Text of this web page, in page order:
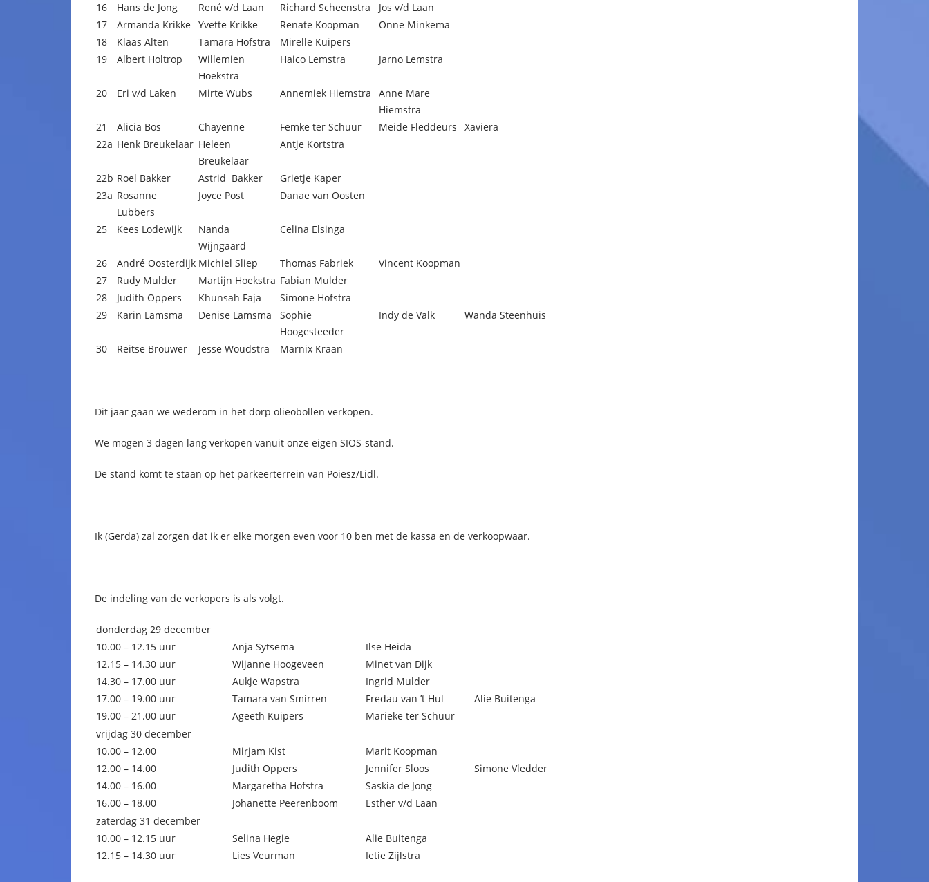
16
Hans de Jong René v/d Laan Richard Scheenstra
Jos v/d Laan
17
Armanda Krikke Yvette Krikke Renate Koopman
Onne Minkema
18
Klaas Alten Tamara Hofstra
Mirelle Kuipers
19
Albert Holtrop
Willemien
Hoekstra
Haico Lemstra Jarno Lemstra
20 Eri v/d Laken Mirte Wubs Annemiek Hiemstra
Anne Mare
Hiemstra
21
Alicia Bos Chayenne Femke ter Schuur Meide Fleddeurs
Xaviera
22a Henk Breukelaar Heleen
Breukelaar
Antje Kortstra
22b Roel Bakker Astrid Bakker
Grietje Kaper
23a Rosanne
Lubbers
Joyce Post Danae van Oosten
25 Kees Lodewijk
Nanda
Wijngaard
Celina Elsinga
26 André Oosterdijk Michiel Sliep Thomas Fabriek
Vincent Koopman
27
Rudy Mulder Martijn Hoekstra Fabian Mulder
28
Judith Oppers Khunsah Faja
Simone Hofstra
29
Karin Lamsma Denise Lamsma
Sophie
Hoogesteeder
Indy de Valk Wanda Steenhuis
30 Reitse Brouwer Jesse Woudstra Marnix Kraan
Dit jaar gaan we wederom in het dorp olieobollen verkopen.
We mogen 3 dagen lang verkopen vanuit onze eigen SIOS-stand.
De stand komt te staan op het parkeerterrein van Poiesz/Lidl.
Ik (Gerda) zal zorgen dat ik er elke morgen even voor 10 ben met de kassa en de verkoopwaar.
De indeling van de verkopers is als volgt.
donderdag 29 december
10.00 – 12.15 uur
Anja Sytsema
Ilse Heida
12.15 – 14.30 uur
Wijanne Hoogeveen
Minet van Dijk
14.30 – 17.00 uur
Aukje Wapstra
Ingrid Mulder
17.00 – 19.00 uur
Tamara van Smirren Fredau van ’t Hul
Alie Buitenga
19.00 – 21.00 uur
Ageeth Kuipers
Marieke ter Schuur
vrijdag 30 december
10.00 – 12.00
Mirjam Kist
Marit Koopman
12.00 – 14.00
Judith Oppers Jennifer Sloos
Simone Vledder
14.00 – 16.00
Margaretha Hofstra
Saskia de Jong
16.00 – 18.00
Johanette Peerenboom
Esther v/d Laan
zaterdag 31 december
10.00 – 12.15 uur
Selina Hegie
Alie Buitenga
12.15 – 14.30 uur
Lies Veurman Ietie Zijlstra